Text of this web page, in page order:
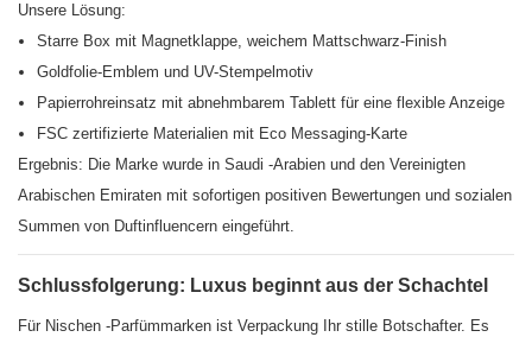
Unsere Lösung:
Starre Box mit Magnetklappe, weichem Mattschwarz-Finish
Goldfolie-Emblem und UV-Stempelmotiv
Papierrohreinsatz mit abnehmbarem Tablett für eine flexible Anzeige
FSC zertifizierte Materialien mit Eco Messaging-Karte
Ergebnis: Die Marke wurde in Saudi -Arabien und den Vereinigten
Arabischen Emiraten mit sofortigen positiven Bewertungen und sozialen
Summen von Duftinfluencern eingeführt.
Schlussfolgerung: Luxus beginnt aus der Schachtel
Für Nischen -Parfümmarken ist Verpackung Ihr stille Botschafter. Es